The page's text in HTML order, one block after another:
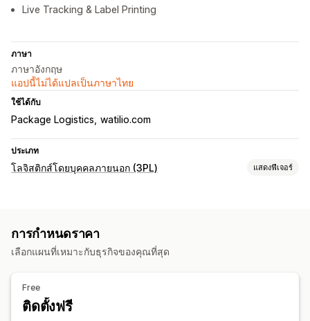
Live Tracking & Label Printing
ภาษา
ภาษาอังกฤษ
แอปนี้ไม่ได้แปลเป็นภาษาไทย
ใช้ได้กับ
Package Logistics watilio.com
ประเภท
โลจิสติกส์โดยบุคคลภายนอก (3PL) แสดงฟีเจอร์
การกำหนดราคา
เลือกแผนที่เหมาะกับธุรกิจของคุณที่สุด
Free
ติดตั้งฟรี